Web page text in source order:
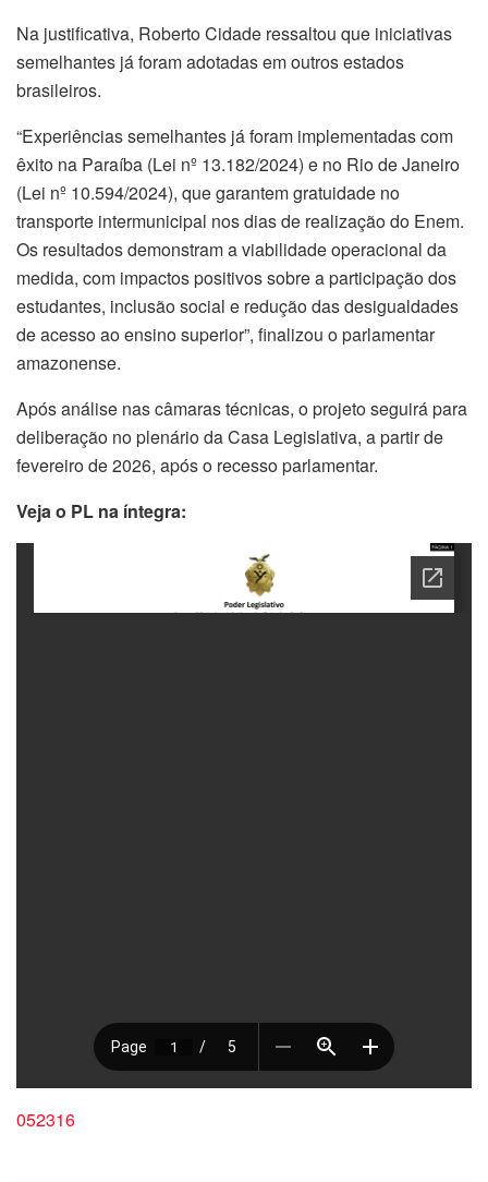
Na justificativa, Roberto Cidade ressaltou que iniciativas
semelhantes já foram adotadas em outros estados
brasileiros.
“Experiências semelhantes já foram implementadas com
êxito na Paraíba (Lei nº 13.182/2024) e no Rio de Janeiro
(Lei nº 10.594/2024), que garantem gratuidade no
transporte intermunicipal nos dias de realização do Enem.
Os resultados demonstram a viabilidade operacional da
medida, com impactos positivos sobre a participação dos
estudantes, inclusão social e redução das desigualdades
de acesso ao ensino superior”, finalizou o parlamentar
amazonense.
Após análise nas câmaras técnicas, o projeto seguirá para
deliberação no plenário da Casa Legislativa, a partir de
fevereiro de 2026, após o recesso parlamentar.
Veja o PL na íntegra:
052316